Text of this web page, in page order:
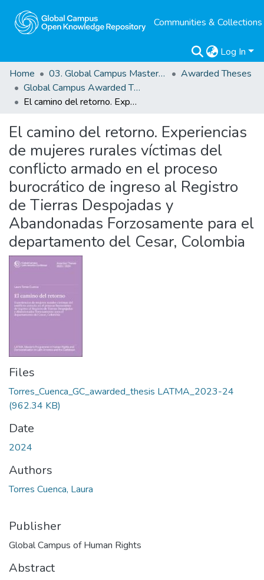
Communities & Collections
Log In
Home
03. Global Campus Masters' Theses
Awarded Theses
Global Campus Awarded Theses
El camino del retorno. Experiencias de mujeres rurales víctimas del conflicto armado en el proceso burocrático de ingreso al Registro de Tierras Despojadas y Abandonadas Forzosamente para el departamento del Cesar, Colombia
El camino del retorno. Experiencias
de mujeres rurales víctimas del
conflicto armado en el proceso
burocrático de ingreso al Registro
de Tierras Despojadas y
Abandonadas Forzosamente para el
departamento del Cesar, Colombia
Files
Torres_Cuenca_GC_awarded_thesis LATMA_2023-24
(962.34 KB)
Date
2024
Authors
Torres Cuenca, Laura
Publisher
Global Campus of Human Rights
Abstract